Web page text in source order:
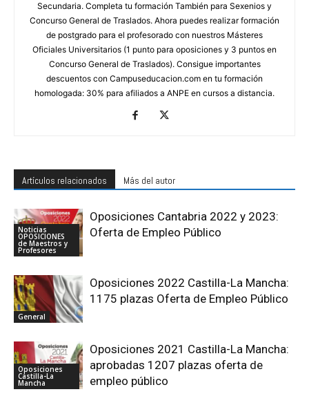
Secundaria. Completa tu formación También para Sexenios y
Concurso General de Traslados. Ahora puedes realizar formación
de postgrado para el profesorado con nuestros Másteres
Oficiales Universitarios (1 punto para oposiciones y 3 puntos en
Concurso General de Traslados). Consigue importantes
descuentos con Campuseducacion.com en tu formación
homologada: 30% para afiliados a ANPE en cursos a distancia.
Artículos relacionados Más del autor
Noticias
OPOSICIONES
de Maestros y
Profesores
Oposiciones Cantabria 2022 y 2023:
Oferta de Empleo Público
General
Oposiciones 2022 Castilla-La Mancha:
1175 plazas Oferta de Empleo Público
Oposiciones
Castilla-La
Mancha
Oposiciones 2021 Castilla-La Mancha:
aprobadas 1207 plazas oferta de
empleo público